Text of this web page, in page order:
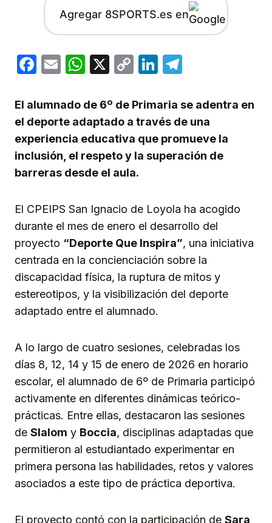
Agregar 8SPORTS.es en
Facebook
EmailWhatsApp
X
CopyLinkedIn
El alumnado de 6º de Primaria se adentra en
el deporte adaptado a través de una
experiencia educativa que promueve la
inclusión, el respeto y la superación de
barreras desde el aula.
El CPEIPS San Ignacio de Loyola ha acogido
durante el mes de enero el desarrollo del
proyecto “Deporte Que Inspira”, una iniciativa
centrada en la concienciación sobre la
discapacidad física, la ruptura de mitos y
estereotipos, y la visibilización del deporte
adaptado entre el alumnado.
A lo largo de cuatro sesiones, celebradas los
días 8, 12, 14 y 15 de enero de 2026 en horario
escolar, el alumnado de 6º de Primaria participó
activamente en diferentes dinámicas teórico-
prácticas. Entre ellas, destacaron las sesiones
de Slalom y Boccia, disciplinas adaptadas que
permitieron al estudiantado experimentar en
primera persona las habilidades, retos y valores
asociados a este tipo de práctica deportiva.
El proyecto contó con la participación de Sara